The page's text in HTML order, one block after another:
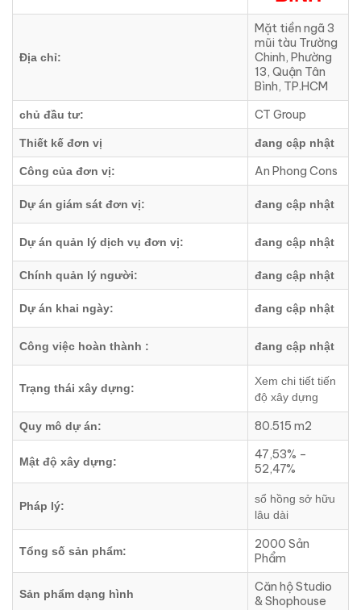
Địa chỉ:
Mặt tiền ngã 3
mũi tàu Trường
Chinh, Phường
13, Quận Tân
Bình, TP.HCM
chủ đầu tư: CT Group
Thiết kế đơn vị đang cập nhật
Công của đơn vị: An Phong Cons
Dự án giám sát đơn vị: đang cập nhật
Dự án quản lý dịch vụ đơn vị: đang cập nhật
Chính quản lý người: đang cập nhật
Dự án khai ngày: đang cập nhật
Công việc hoàn thành : đang cập nhật
Trạng thái xây dựng:
Xem chi tiết tiến
độ xây dựng
Quy mô dự án: 80.515 m2
Mật độ xây dựng:
47,53% –
52,47%
Pháp lý:
sổ hồng sở hữu
lâu dài
Tổng số sản phẩm:
2000 Sản
Phẩm
Sản phẩm dạng hình
Căn hộ Studio
& Shophouse